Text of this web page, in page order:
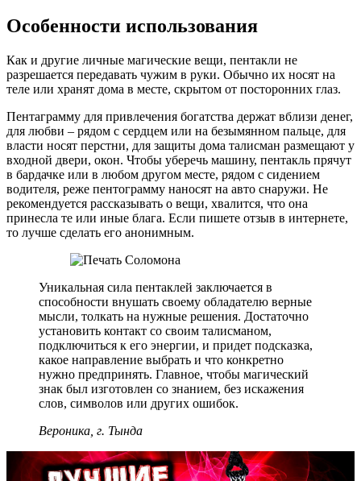
Особенности использования
Как и другие личные магические вещи, пентакли не
разрешается передавать чужим в руки. Обычно их носят на
теле или хранят дома в месте, скрытом от посторонних глаз.
Пентаграмму для привлечения богатства держат вблизи денег,
для любви – рядом с сердцем или на безымянном пальце, для
власти носят перстни, для защиты дома талисман размещают у
входной двери, окон. Чтобы уберечь машину, пентакль прячут
в бардачке или в любом другом месте, рядом с сидением
водителя, реже пентограмму наносят на авто снаружи. Не
рекомендуется рассказывать о вещи, хвалится, что она
принесла те или иные блага. Если пишете отзыв в интернете,
то лучше сделать его анонимным.
Уникальная сила пентаклей заключается в
способности внушать своему обладателю верные
мысли, толкать на нужные решения. Достаточно
установить контакт со своим талисманом,
подключиться к его энергии, и придет подсказка,
какое направление выбрать и что конкретно
нужно предпринять. Главное, чтобы магический
знак был изготовлен со знанием, без искажения
слов, символов или других ошибок.
Вероника, г. Тында